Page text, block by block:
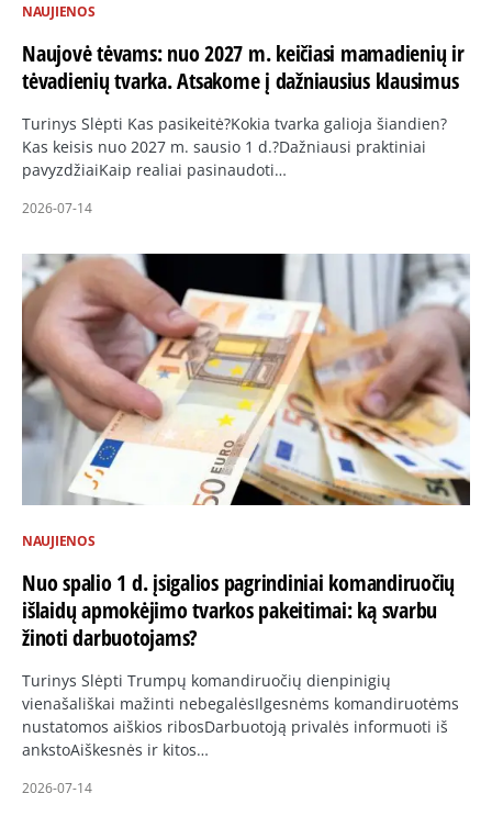
NAUJIENOS
Naujovė tėvams: nuo 2027 m. keičiasi mamadienių ir
tėvadienių tvarka. Atsakome į dažniausius klausimus
Turinys Slėpti Kas pasikeitė?Kokia tvarka galioja šiandien?
Kas keisis nuo 2027 m. sausio 1 d.?Dažniausi praktiniai
pavyzdžiaiKaip realiai pasinaudoti…
2026-07-14
NAUJIENOS
Nuo spalio 1 d. įsigalios pagrindiniai komandiruočių
išlaidų apmokėjimo tvarkos pakeitimai: ką svarbu
žinoti darbuotojams?
Turinys Slėpti Trumpų komandiruočių dienpinigių
vienašališkai mažinti nebegalėsIlgesnėms komandiruotėms
nustatomos aiškios ribosDarbuotoją privalės informuoti iš
ankstoAiškesnės ir kitos…
2026-07-14